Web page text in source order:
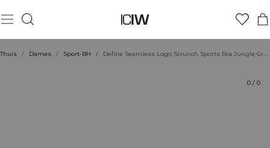
Thuis / Dames / Sport-BH / Define Seamless Logo Scrunch Sports Bra Jungle Green
0 / 0